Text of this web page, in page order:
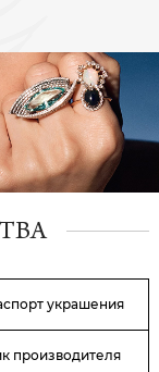
украшения
производителя